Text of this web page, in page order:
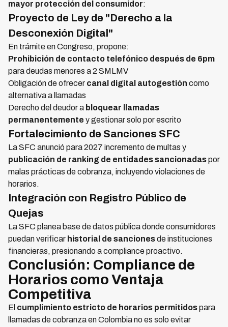
mayor protección del consumidor:
Proyecto de Ley de "Derecho a la
Desconexión Digital"
En trámite en Congreso, propone:
Prohibición de contacto telefónico después de 6pm
para deudas menores a 2 SMLMV
Obligación de ofrecer canal digital autogestión como
alternativa a llamadas
Derecho del deudor a bloquear llamadas
permanentemente y gestionar solo por escrito
Fortalecimiento de Sanciones SFC
La SFC anunció para 2027 incremento de multas y
publicación de ranking de entidades sancionadaspor
malas prácticas de cobranza, incluyendo violaciones de
horarios.
Integración con Registro Público de
Quejas
La SFC planea base de datos pública donde consumidores
puedan verificar historial de sancionesde instituciones
financieras, presionando a compliance proactivo.
Conclusión: Compliance de
Horarios como Ventaja
Competitiva
El cumplimiento estricto de horarios permitidospara
llamadas de cobranza en Colombia no es solo evitar